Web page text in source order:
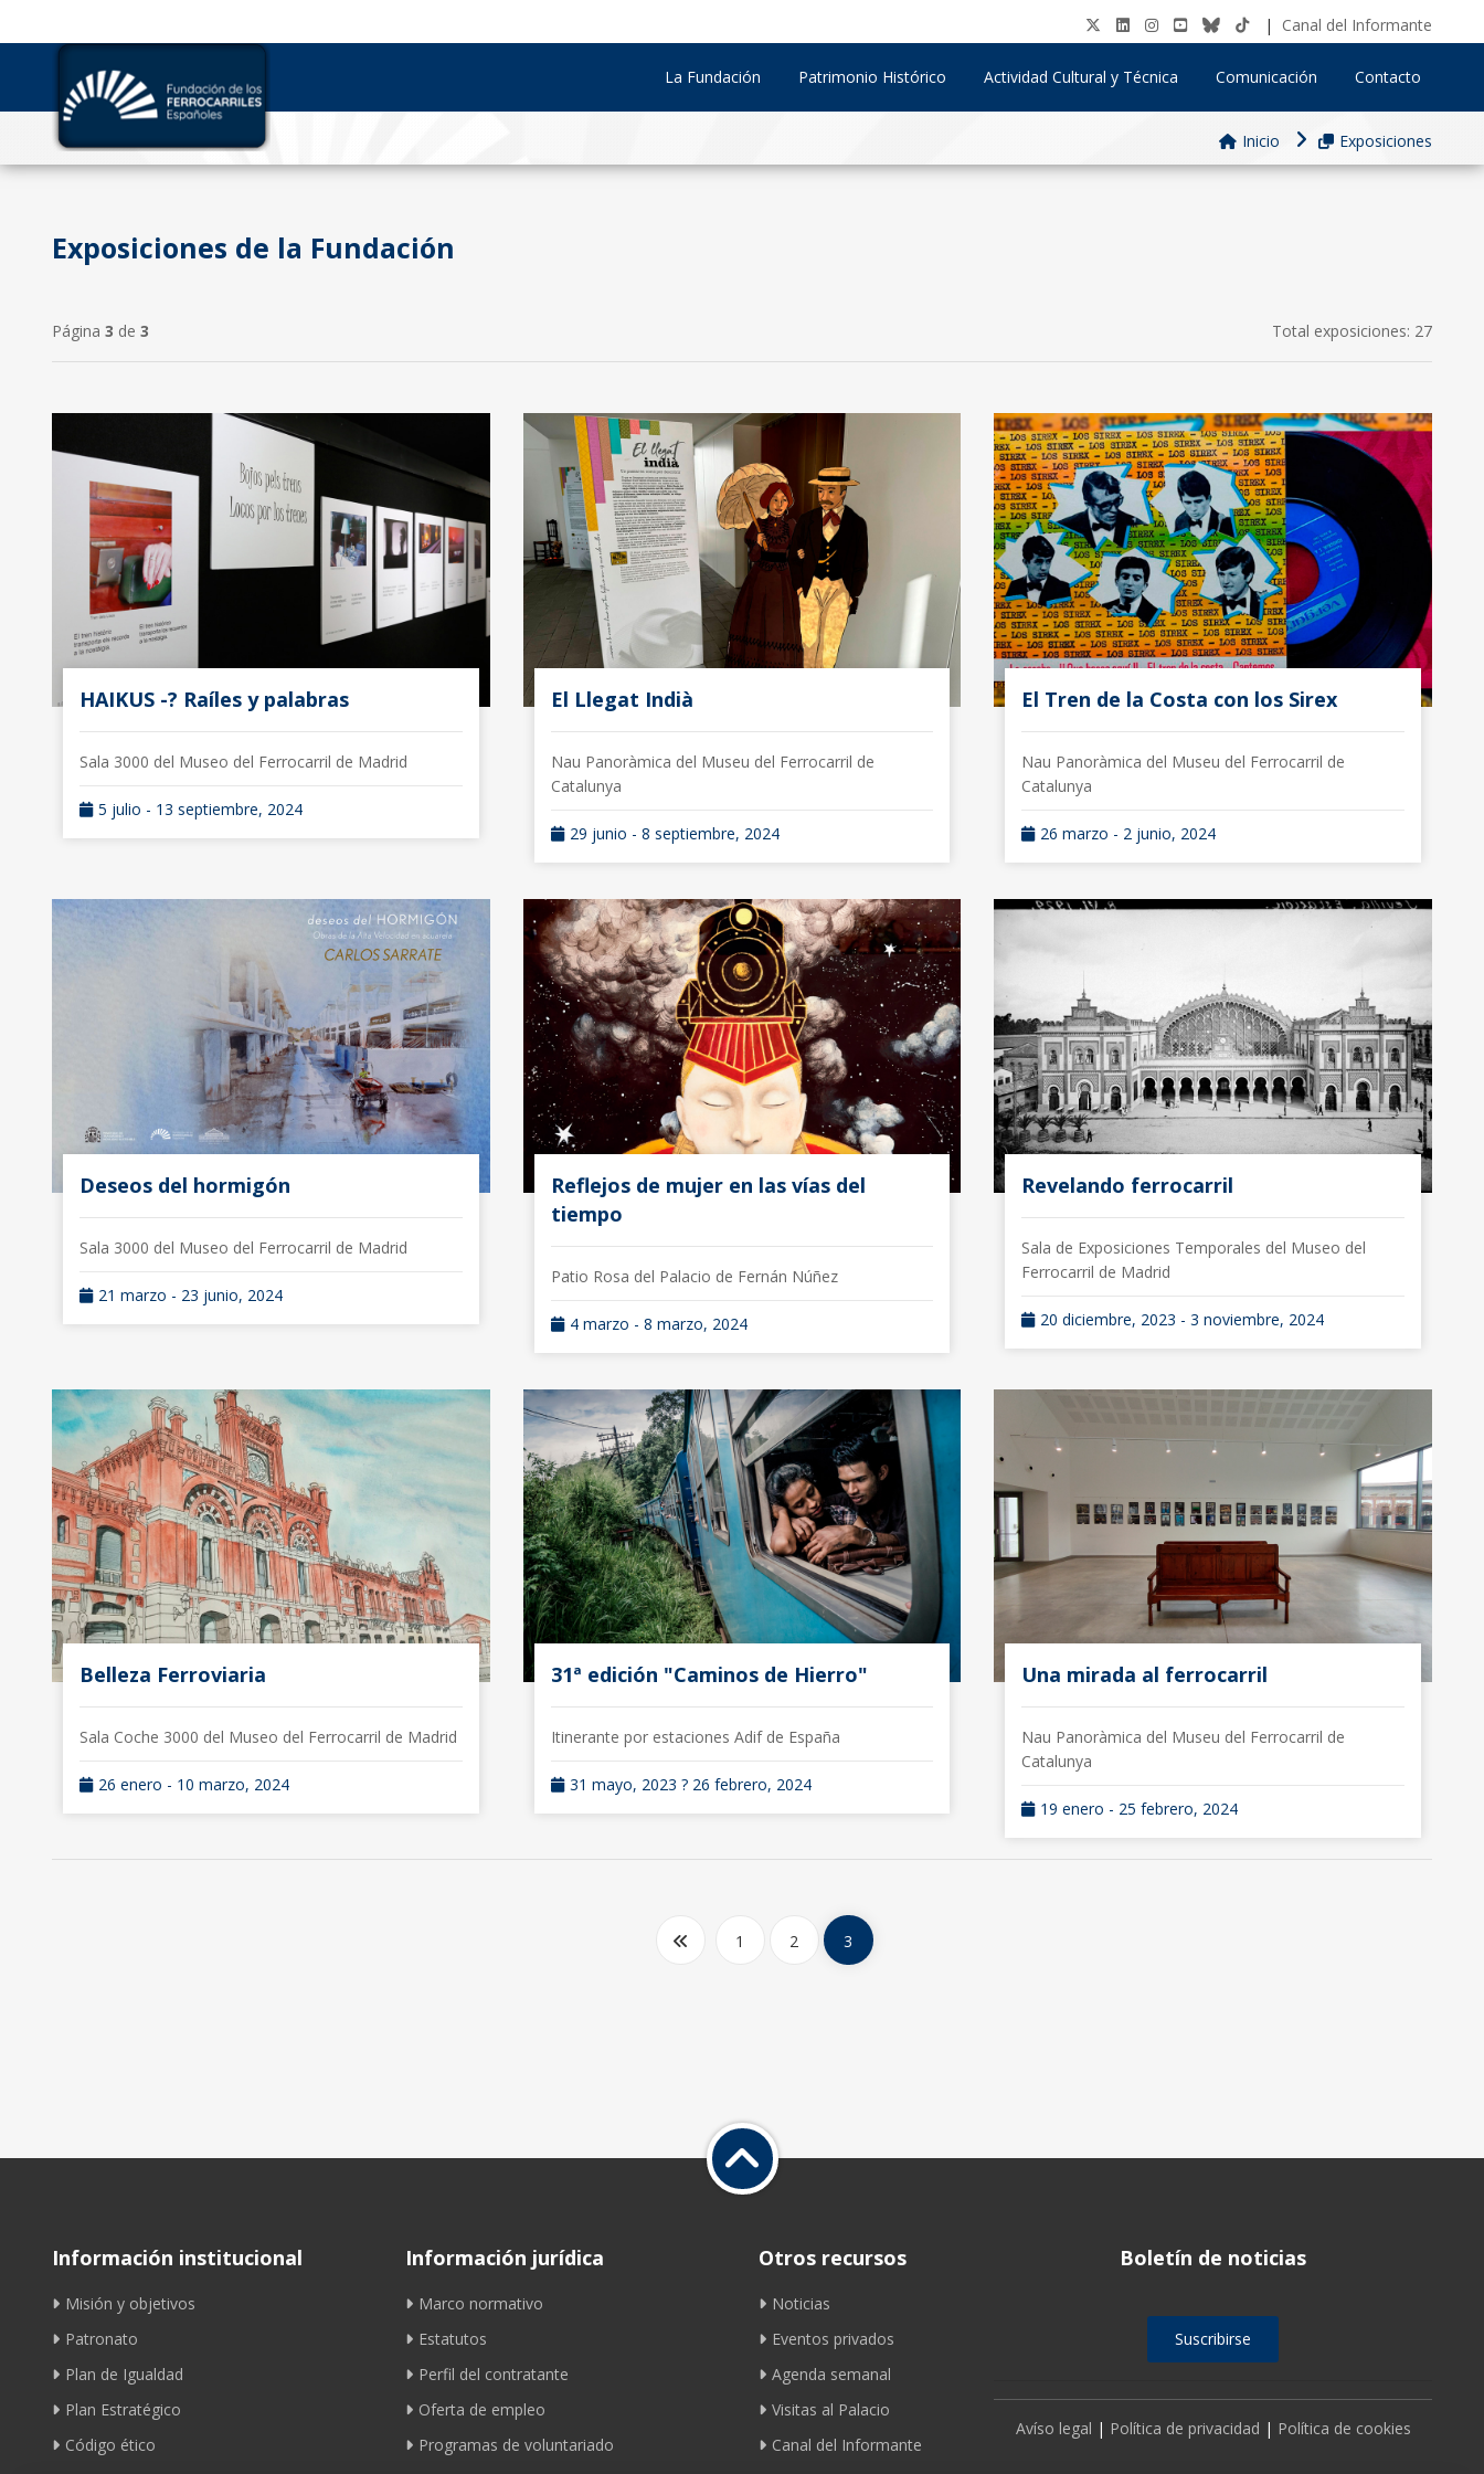
| Canal del Informante
La Fundación Patrimonio Histórico Actividad Cultural y Técnica Comunicación Contacto
Inicio Exposiciones
Exposiciones de la Fundación
Página 3 de 3 Total exposiciones: 27
HAIKUS -? Raíles y palabras
Sala 3000 del Museo del Ferrocarril de Madrid
5 julio - 13 septiembre, 2024
El Llegat Indià
Nau Panoràmica del Museu del Ferrocarril de
Catalunya
29 junio - 8 septiembre, 2024
El Tren de la Costa con los Sirex
Nau Panoràmica del Museu del Ferrocarril de
Catalunya
26 marzo - 2 junio, 2024
Deseos del hormigón
Sala 3000 del Museo del Ferrocarril de Madrid
21 marzo - 23 junio, 2024
Reflejos de mujer en las vías del
tiempo
Patio Rosa del Palacio de Fernán Núñez
4 marzo - 8 marzo, 2024
Revelando ferrocarril
Sala de Exposiciones Temporales del Museo del
Ferrocarril de Madrid
20 diciembre, 2023 - 3 noviembre, 2024
Belleza Ferroviaria
Sala Coche 3000 del Museo del Ferrocarril de Madrid
26 enero - 10 marzo, 2024
31ª edición "Caminos de Hierro"
Itinerante por estaciones Adif de España
31 mayo, 2023 ? 26 febrero, 2024
Una mirada al ferrocarril
Nau Panoràmica del Museu del Ferrocarril de
Catalunya
19 enero - 25 febrero, 2024
1 2 3
Información institucional
Misión y objetivos
Patronato
Plan de Igualdad
Plan Estratégico
Código ético
Información jurídica
Marco normativo
Estatutos
Perfil del contratante
Oferta de empleo
Programas de voluntariado
Otros recursos
Noticias
Eventos privados
Agenda semanal
Visitas al Palacio
Canal del Informante
Boletín de noticias
Suscribirse
Avíso legal | Política de privacidad | Política de cookies